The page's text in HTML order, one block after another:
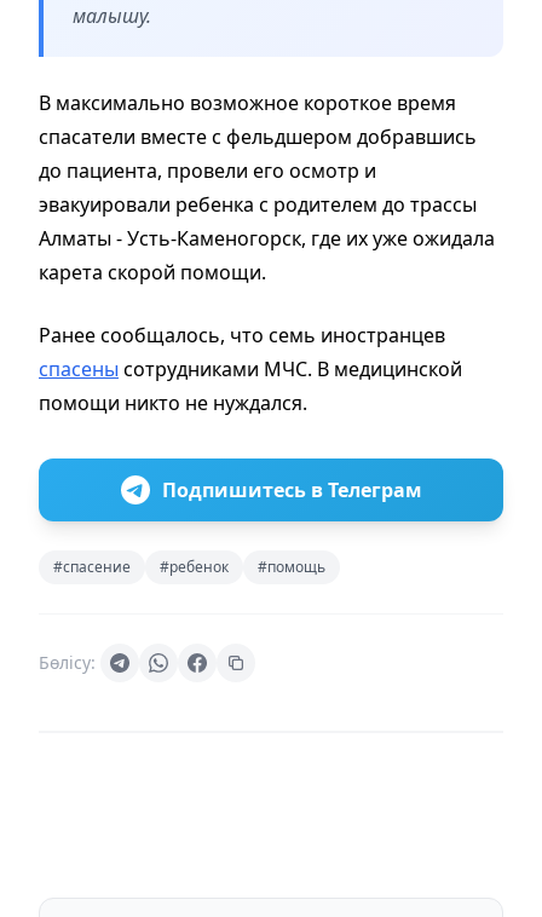
малышу.
В максимально возможное короткое время
спасатели вместе с фельдшером добравшись
до пациента, провели его осмотр и
эвакуировали ребенка с родителем до трассы
Алматы - Усть-Каменогорск, где их уже ожидала
карета скорой помощи.
Ранее сообщалось, что семь иностранцев
спасены сотрудниками МЧС. В медицинской
помощи никто не нуждался.
Подпишитесь в Телеграм
#спасение #ребенок #помощь
Бөлісу: